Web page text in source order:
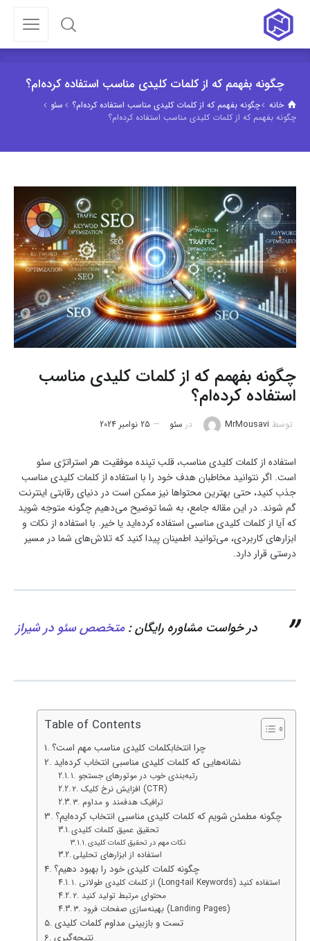
چگونه بفهمم که از کلمات کلیدی مناسب استفاده کرده‌ام؟
خانه چگونه بفهمم که از کلمات کلیدی مناسب استفاده کرده‌ام؟
سئو
چگونه بفهمم که از کلمات کلیدی مناسب استفاده کرده‌ام؟
چگونه بفهمم که از کلمات کلیدی مناسب
استفاده کرده‌ام؟
توسط MrMousavi در سئو 25 نوامبر 2024
استفاده از کلمات کلیدی مناسب، قلب تپنده موفقیت هر استراتژی سئو
است. اگر نتوانید مخاطبان هدف خود را با استفاده از کلمات کلیدی مناسب
جذب کنید، حتی بهترین محتواها نیز ممکن است در دنیای رقابتی اینترنت
گم شوند. در این مقاله جامع، به شما توضیح می‌دهیم چگونه متوجه شوید
که آیا از کلمات کلیدی مناسبی استفاده کرده‌اید یا خیر. با استفاده از نکات و
ابزارهای کاربردی، می‌توانید اطمینان پیدا کنید که تلاش‌های شما در مسیر
درستی قرار دارد.
در خواست مشاوره رایگان :متخصص سئو در شیراز
Table of Contents
چرا انتخابکلمات کلیدی مناسب مهم است؟
نشانه‌هایی که کلمات کلیدی مناسبی انتخاب کرده‌اید
۱. رتبه‌بندی خوب در موتورهای جستجو
۲. افزایش نرخ کلیک (CTR)
۳. ترافیک هدفمند و مداوم
چگونه مطمئن شویم که کلمات کلیدی مناسبی انتخاب کرده‌ایم؟
تحقیق عمیق کلمات کلیدی
نکات مهم در تحقیق کلمات کلیدی
استفاده از ابزارهای تحلیلی
چگونه کلمات کلیدی خود را بهبود دهیم؟
۱. از کلمات کلیدی طولانی (Long-tail Keywords) استفاده کنید
۲. محتوای مرتبط تولید کنید
۳. بهینه‌سازی صفحات فرود (Landing Pages)
تست و بازبینی مداوم کلمات کلیدی
نتیجه‌گیری